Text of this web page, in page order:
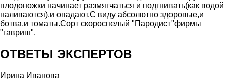
плодоножки начинает размягчаться и подгнивать(как водой
наливаются).и опадают.С виду абсолютно здоровые,и
ботва,и томаты.Сорт скороспелый "Пародист"фирмы
"гавриш".
ОТВЕТЫ ЭКСПЕРТОВ
Ирина Иванова